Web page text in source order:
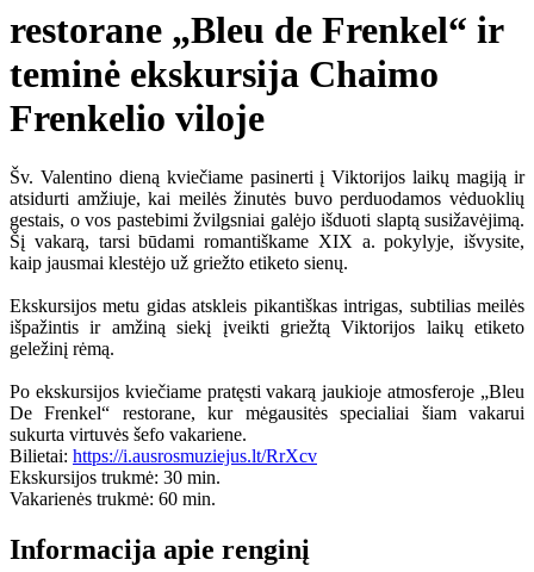
restorane „Bleu de Frenkel“ ir
teminė ekskursija Chaimo
Frenkelio viloje
Šv. Valentino dieną kviečiame pasinerti į Viktorijos laikų magiją ir
atsidurti amžiuje, kai meilės žinutės buvo perduodamos vėduoklių
gestais, o vos pastebimi žvilgsniai galėjo išduoti slaptą susižavėjimą.
Šį vakarą, tarsi būdami romantiškame XIX a. pokylyje, išvysite,
kaip jausmai klestėjo už griežto etiketo sienų.
Ekskursijos metu gidas atskleis pikantiškas intrigas, subtilias meilės
išpažintis ir amžiną siekį įveikti griežtą Viktorijos laikų etiketo
geležinį rėmą.
Po ekskursijos kviečiame pratęsti vakarą jaukioje atmosferoje „Bleu
De Frenkel“ restorane, kur mėgausitės specialiai šiam vakarui
sukurta virtuvės šefo vakariene.
Bilietai: https://i.ausrosmuziejus.lt/RrXcv
Ekskursijos trukmė: 30 min.
Vakarienės trukmė: 60 min.
Informacija apie renginį